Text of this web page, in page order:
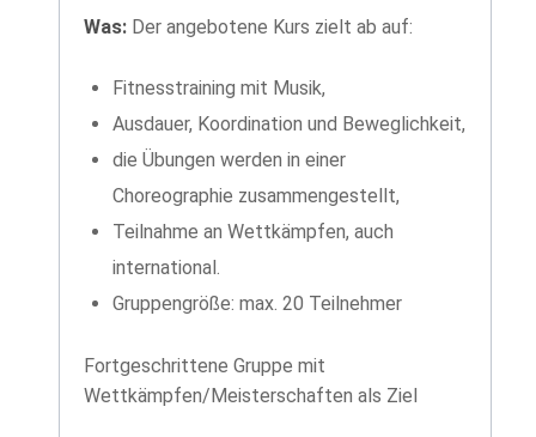
Was: Der angebotene Kurs zielt ab auf:
Fitnesstraining mit Musik,
Ausdauer, Koordination und Beweglichkeit,
die Übungen werden in einer
Choreographie zusammengestellt,
Teilnahme an Wettkämpfen, auch
international.
Gruppengröße: max. 20 Teilnehmer
Fortgeschrittene Gruppe mit
Wettkämpfen/Meisterschaften als Ziel